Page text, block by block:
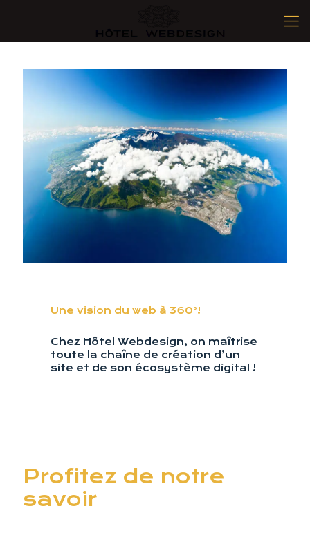
Une vision du web à 360°!
Chez Hôtel Webdesign, on maîtrise
toute la chaîne de création d’un
site et de son écosystème digital !
Profitez de notre
savoir